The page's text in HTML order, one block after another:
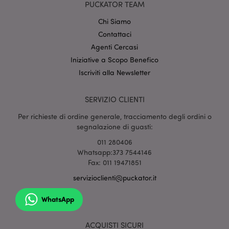
PUCKATOR TEAM
Chi Siamo
Contattaci
Agenti Cercasi
Iniziative a Scopo Benefico
Iscriviti alla Newsletter
SERVIZIO CLIENTI
Per richieste di ordine generale, tracciamento degli ordini o
segnalazione di guasti:
011 280406
Whatsapp:373 7544146
Fax: 011 19471851
servizioclienti@puckator.it
WhatsApp
ACQUISTI SICURI
recently_viewed_product
mage-cache-sessid
l"Informativa sulla privacy di Google